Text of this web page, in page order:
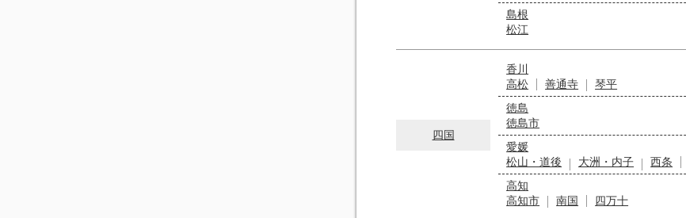
島根
松江
四国
香川
高松
善通寺
琴平
徳島
徳島市
愛媛
松山・道後
大洲・内子 西条
高知
高知市
南国 四万十